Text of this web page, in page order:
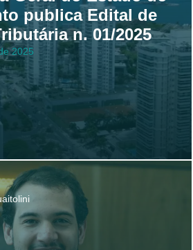
publica Edital de
n. 01/2025
2025